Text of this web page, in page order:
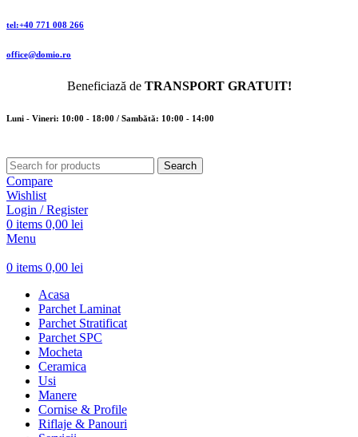
tel:+40 771 008 266
office@domio.ro
Beneficiază de TRANSPORT GRATUIT!
Luni - Vineri: 10:00 - 18:00 / Sambătă: 10:00 - 14:00
Search
Compare
Wishlist
Login / Register
0 items 0,00 lei
Menu
0 items 0,00 lei
Acasa
Parchet Laminat
Parchet Stratificat
Parchet SPC
Mocheta
Ceramica
Usi
Manere
Cornise & Profile
Riflaje & Panouri